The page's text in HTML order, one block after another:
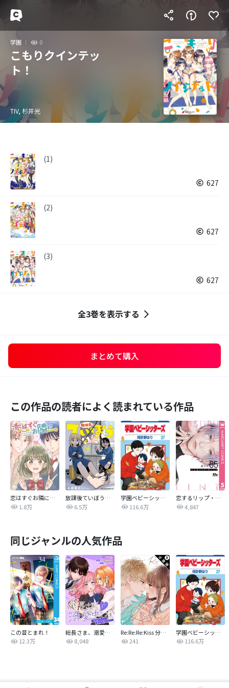
学園 0
こもりクインテッ
ト！
TIV, 杉井光
(1)
627
(2)
627
(3)
627
全3巻を表示する
まとめて購入
この作品の読者によく読まれている作品
恋はすぐお隣に【タテヨミ】
1.8万
放課後ていぼう日誌
6.5万
学園ベビーシッターズ
116.6万
恋するリップ・ティント
4,847
同じジャンルの人気作品
この音とまれ！
12.3万
総長さま、溺愛中につき。～最強イケメンと愛され寮生活！？～ 分冊版
8,048
Re:Re:Re:Kiss 分冊版
241
学園ベビーシッターズ
116.6万